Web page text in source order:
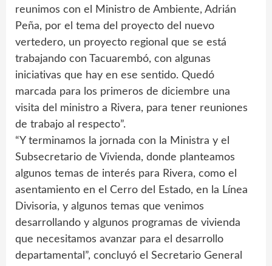
reunimos con el Ministro de Ambiente, Adrián
Peña, por el tema del proyecto del nuevo
vertedero, un proyecto regional que se está
trabajando con Tacuarembó, con algunas
iniciativas que hay en ese sentido. Quedó
marcada para los primeros de diciembre una
visita del ministro a Rivera, para tener reuniones
de trabajo al respecto”.
“Y terminamos la jornada con la Ministra y el
Subsecretario de Vivienda, donde planteamos
algunos temas de interés para Rivera, como el
asentamiento en el Cerro del Estado, en la Línea
Divisoria, y algunos temas que venimos
desarrollando y algunos programas de vivienda
que necesitamos avanzar para el desarrollo
departamental”, concluyó el Secretario General